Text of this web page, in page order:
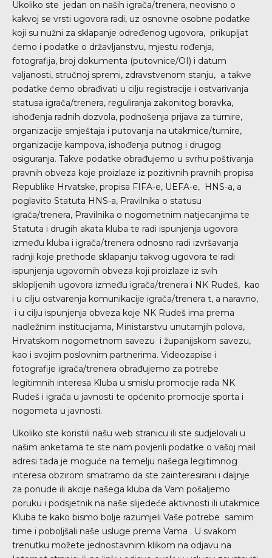
Ukoliko ste jedan on naših igrača/trenera, neovisno o
kakvoj se vrsti ugovora radi, uz osnovne osobne podatke
koji su nužni za sklapanje određenog ugovora, prikupljat
ćemo i podatke o državljanstvu, mjestu rođenja,
fotografija, broj dokumenta (putovnice/OI) i datum
valjanosti, stručnoj spremi, zdravstvenom stanju, a takve
podatke ćemo obrađivati u cilju registracije i ostvarivanja
statusa igrača/trenera, reguliranja zakonitog boravka,
ishođenja radnih dozvola, podnošenja prijava za turnire,
organizacije smještaja i putovanja na utakmice/turnire,
organizacije kampova, ishođenja putnog i drugog
osiguranja. Takve podatke obrađujemo u svrhu poštivanja
pravnih obveza koje proizlaze iz pozitivnih pravnih propisa
Republike Hrvatske, propisa FIFA-e, UEFA-e, HNS-a, a
poglavito Statuta HNS-a, Pravilnika o statusu
igrača/trenera, Pravilnika o nogometnim natjecanjima te
Statuta i drugih akata kluba te radi ispunjenja ugovora
između kluba i igrača/trenera odnosno radi izvršavanja
radnji koje prethode sklapanju takvog ugovora te radi
ispunjenja ugovornih obveza koji proizlaze iz svih
sklopljenih ugovora između igrača/trenera i NK Rudeš, kao
i u cilju ostvarenja komunikacije igrača/trenera t, a naravno,
i u cilju ispunjenja obveza koje NK Rudeš ima prema
nadležnim institucijama, Ministarstvu unutarnjih polova,
Hrvatskom nogometnom savezu i županijskom savezu,
kao i svojim poslovnim partnerima. Videozapise i
fotografije igrača/trenera obrađujemo za potrebe
legitimnih interesa Kluba u smislu promocije rada NK
Rudeš i igrača u javnosti te općenito promocije sporta i
nogometa u javnosti.
Ukoliko ste koristili našu web stranicu ili ste sudjelovali u
našim anketama te ste nam povjerili podatke o vašoj mail
adresi tada je moguće na temelju našega legitimnog
interesa obzirom smatramo da ste zainteresirani i daljnje
za ponude ili akcije našega kluba da Vam pošaljemo
poruku i podsjetnik na naše slijedeće aktivnosti ili utakmice
Kluba te kako bismo bolje razumjeli Vaše potrebe samim
time i poboljšali naše usluge prema Vama . U svakom
trenutku možete jednostavnim klikom na odjavu na